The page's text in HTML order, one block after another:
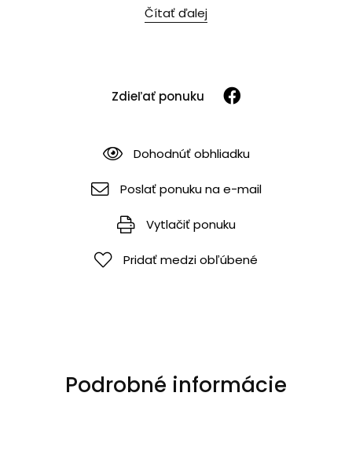
Čítať ďalej
Zdieľať ponuku
Dohodnúť obhliadku
Poslať ponuku na e-mail
Vytlačiť ponuku
Pridať medzi obľúbené
Podrobné informácie